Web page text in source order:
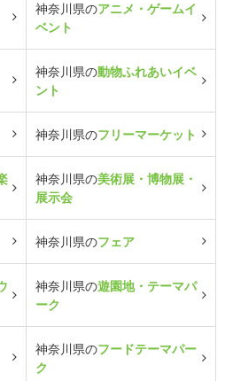
神奈川県のアニメ・ゲームイ
ベント
神奈川県の動物ふれあいイベ
ント
神奈川県のフリーマーケット
神奈川県の美術展・博物展・
展示会
神奈川県のフェア
神奈川県の遊園地・テーマパ
ーク
神奈川県のフードテーマパー
ク